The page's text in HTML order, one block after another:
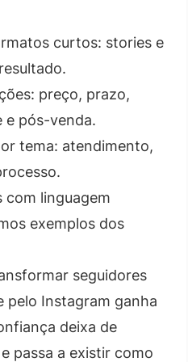
curtos: stories e
preço, prazo,
e pós-venda.
tema: atendimento,
com linguagem
exemplos dos
seguidores
pelo Instagram ganha
deixa de
passa a existir como